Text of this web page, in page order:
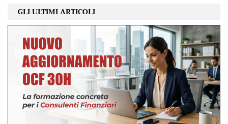
GLI ULTIMI ARTICOLI